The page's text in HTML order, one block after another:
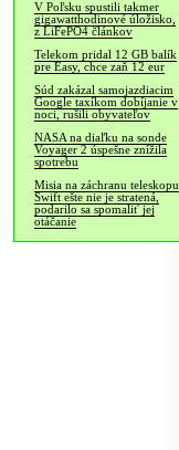
V Poľsku spustili takmer
gigawatthodinové úložisko,
z LiFePO4 článkov
Telekom pridal 12 GB balík
pre Easy, chce zaň 12 eur
Súd zakázal samojazdiacim
Google taxíkom dobíjanie v
noci, rušili obyvateľov
NASA na diaľku na sonde
Voyager 2 úspešne znížila
spotrebu
Misia na záchranu teleskopu
Swift ešte nie je stratená,
podarilo sa spomaliť jej
otáčanie